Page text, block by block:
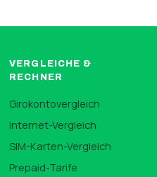
VERGLEICHE &
RECHNER
Girokontovergleich
Internet-Vergleich
SIM-Karten-Vergleich
Prepaid-Tarife